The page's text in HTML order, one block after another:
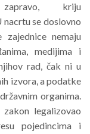
kriju
nacrtu se doslovno
nemaju
medijima i
rad, čak ni u
izvora, a podatke
organima.
legalizovao
pojedincima i